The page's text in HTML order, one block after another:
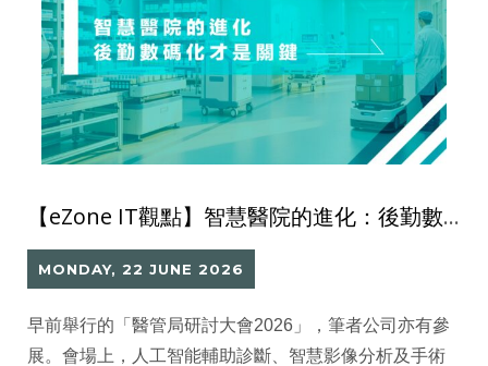
【eZone IT觀點】智慧醫院的進化：後勤數碼化才是關鍵
MONDAY, 22 JUNE 2026
早前舉行的「醫管局研討大會2026」，筆者公司亦有參
展。會場上，人工智能輔助診斷、智慧影像分析及手術